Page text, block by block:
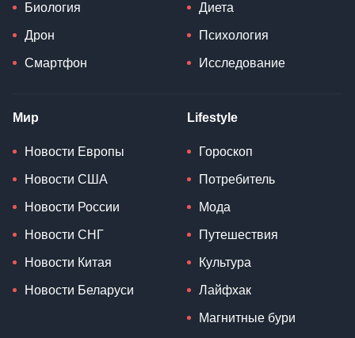
Биология
Дрон
Смартфон
Диета
Психология
Исследование
Мир
Новости Европы
Новости США
Новости России
Новости СНГ
Новости Китая
Новости Беларуси
Lifestyle
Гороскоп
Потребитель
Мода
Путешествия
Культура
Лайфхак
Магнитные бури